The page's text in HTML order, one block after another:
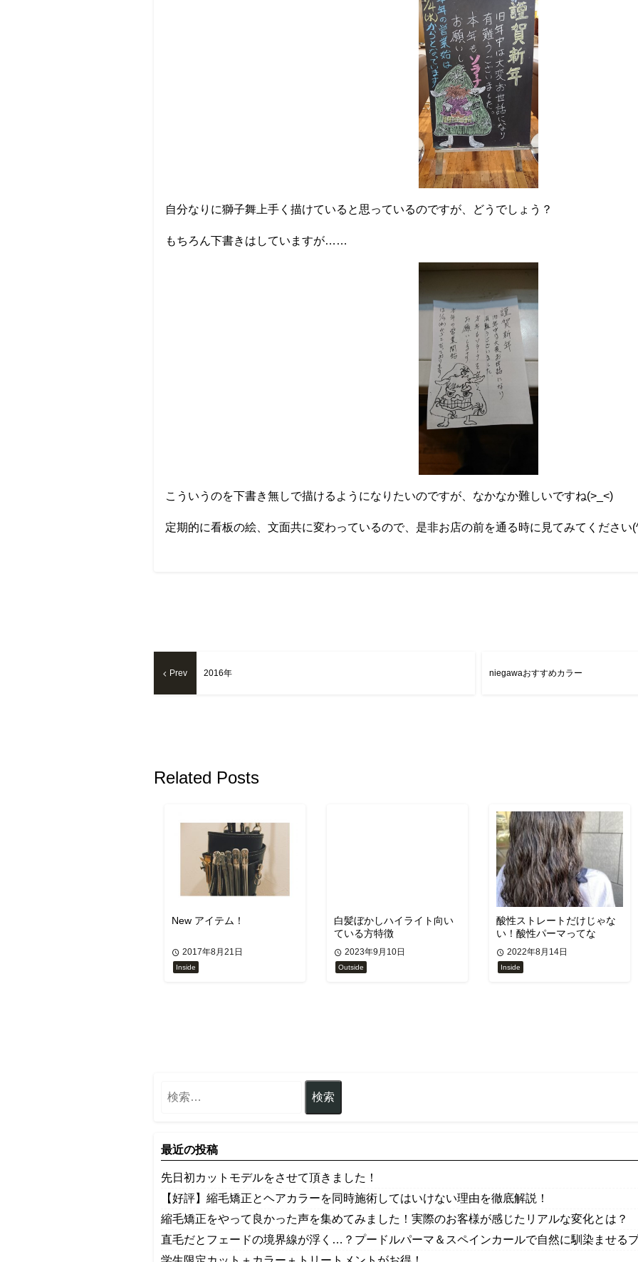
自分なりに獅子舞上手く描けていると思っているのですが、どうでしょう？
もちろん下書きはしていますが……
こういうのを下書き無しで描けるようになりたいのですが、なかなか難しいですね(>_<)
定期的に看板の絵、文面共に変わっているので、是非お店の前を通る時に見てみてください
Prev 2016年 niegawaおすすめカラー
Related Posts
New アイテム！
2017年8月21日
Inside
白髪ぼかしハイライト向い
ている方特徴
2023年9月10日
Outside
酸性ストレートだけじゃな
い！酸性パーマってな
に！？
2022年8月14日
Inside
最近の投稿
先日初カットモデルをさせて頂きました！
【好評】縮毛矯正とヘアカラーを同時施術してはいけない理由を徹底解説！
縮毛矯正をやって良かった声を集めてみました！実際のお客様が感じたリアルな変化とは？
直毛だとフェードの境界線が浮く…？プードルパーマ＆スペインカールで自然に馴染ませる